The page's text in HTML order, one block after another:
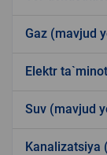
Gaz (mavjud
Elektr
Suv (mavjud
Kanalizatsiya